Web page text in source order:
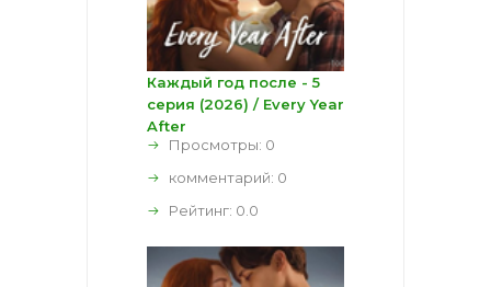
Каждый год после - 5
серия (2026) / Every Year
After
Просмотры: 0
комментарий: 0
Рейтинг: 0.0